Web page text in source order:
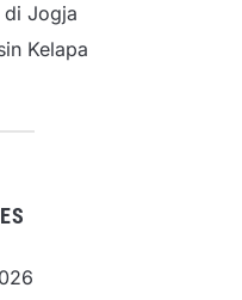
di Jogja
Kelapa